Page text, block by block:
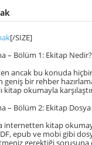
[/SIZE]
– Bölüm 1: Ekitap
ancak bu konuda
geniş bir rehber
okumayla
– Bölüm 2: Ekitap
internetten kitap
epub ve mobi gibi
gerektiği sorusuna